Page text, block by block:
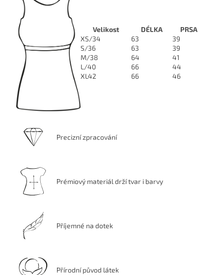
Velikost DÉLKA
PRSA
XS/34
63
39
S/36
63
39
M/38
64
41
L/40
66
44
XL42
66 46
Precizní zpracování
Prémiový materiál drží tvar i barvy
Příjemné na dotek
Přírodní původ látek